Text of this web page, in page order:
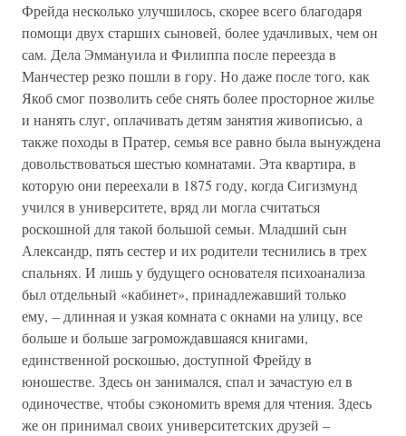
Фрейда несколько улучшилось, скорее всего благодаря
помощи двух старших сыновей, более удачливых, чем он
сам. Дела Эммануила и Филиппа после переезда в
Манчестер резко пошли в гору. Но даже после того, как
Якоб смог позволить себе снять более просторное жилье
и нанять слуг, оплачивать детям занятия живописью, а
также походы в Пратер, семья все равно была вынуждена
довольствоваться шестью комнатами. Эта квартира, в
которую они переехали в 1875 году, когда Сигизмунд
учился в университете, вряд ли могла считаться
роскошной для такой большой семьи. Младший сын
Александр, пять сестер и их родители теснились в трех
спальнях. И лишь у будущего основателя психоанализа
был отдельный «кабинет», принадлежавший только
ему, – длинная и узкая комната с окнами на улицу, все
больше и больше загромождавшаяся книгами,
единственной роскошью, доступной Фрейду в
юношестве. Здесь он занимался, спал и зачастую ел в
одиночестве, чтобы сэкономить время для чтения. Здесь
же он принимал своих университетских друзей –